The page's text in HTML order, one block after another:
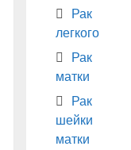
Рак
легкого
Рак
матки
Рак
шейки
матки